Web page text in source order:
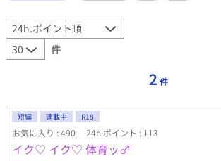
件
2 件
短編 連載中 R18
お気に入り : 490 24h.ポイント : 113
イク♡ イク♡ 体育ッ♂